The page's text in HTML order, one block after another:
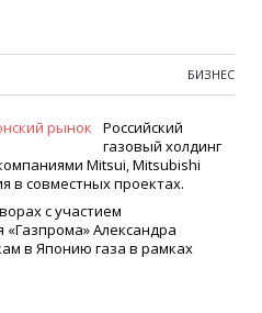
БИЗНЕС
Российский
газовый холдинг
Mitsui, Mitsubishi
в совместных проектах.
с участием
«Газпрома» Александра
в Японию газа в рамках